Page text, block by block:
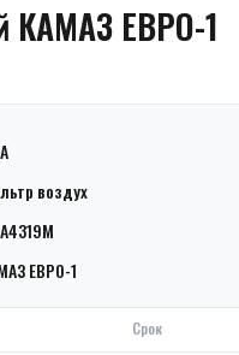
КАМАЗ ЕВРО-1
воздух
ЕВРО-1
Срок